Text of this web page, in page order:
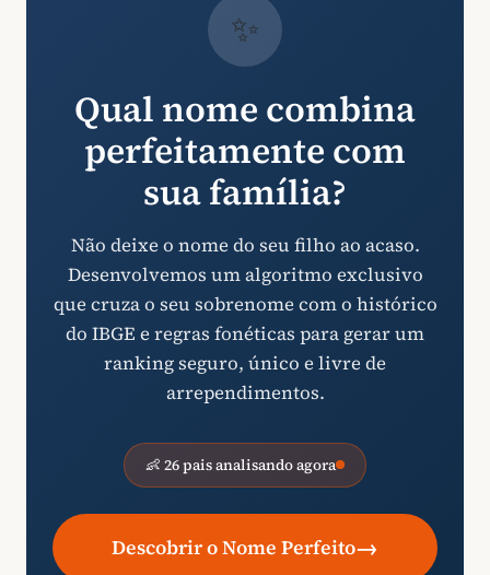
✨
Qual nome combina
perfeitamente com
sua família?
Não deixe o nome do seu filho ao acaso.
Desenvolvemos um algoritmo exclusivo
que cruza o seu sobrenome com o histórico
do IBGE e regras fonéticas para gerar um
ranking seguro, único e livre de
arrependimentos.
👶 26 pais analisando agora
Descobrir o Nome Perfeito→